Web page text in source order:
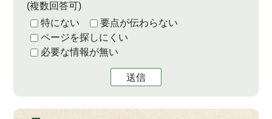
(複数回答可)
特にない
要点が伝わらない
ページを探しにくい
必要な情報が無い
送信